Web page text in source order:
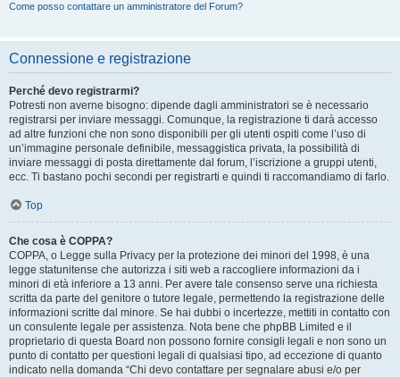
Come posso contattare un amministratore del Forum?
Connessione e registrazione
Perché devo registrarmi?
Potresti non averne bisogno: dipende dagli amministratori se è necessario
registrarsi per inviare messaggi. Comunque, la registrazione ti darà accesso
ad altre funzioni che non sono disponibili per gli utenti ospiti come l’uso di
un’immagine personale definibile, messaggistica privata, la possibilità di
inviare messaggi di posta direttamente dal forum, l’iscrizione a gruppi utenti,
ecc. Ti bastano pochi secondi per registrarti e quindi ti raccomandiamo di farlo.
Top
Che cosa è COPPA?
COPPA, o Legge sulla Privacy per la protezione dei minori del 1998, è una
legge statunitense che autorizza i siti web a raccogliere informazioni da i
minori di età inferiore a 13 anni. Per avere tale consenso serve una richiesta
scritta da parte del genitore o tutore legale, permettendo la registrazione delle
informazioni scritte dal minore. Se hai dubbi o incertezze, mettiti in contatto con
un consulente legale per assistenza. Nota bene che phpBB Limited e il
proprietario di questa Board non possono fornire consigli legali e non sono un
punto di contatto per questioni legali di qualsiasi tipo, ad eccezione di quanto
indicato nella domanda “Chi devo contattare per segnalare abusi e/o per